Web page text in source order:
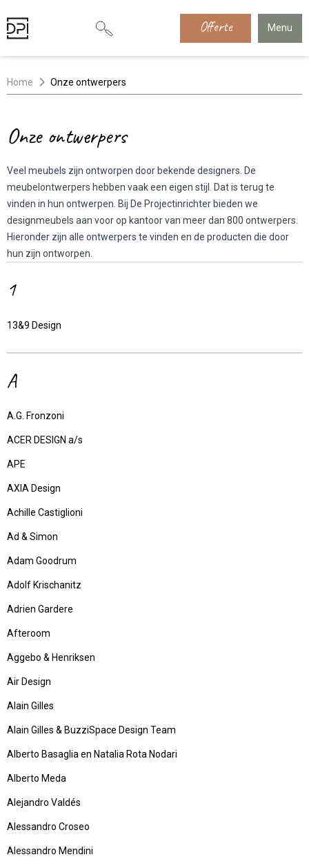
Offerte Menu
Home Onze ontwerpers
Onze ontwerpers
Veel meubels zijn ontworpen door bekende designers. De
meubelontwerpers hebben vaak een eigen stijl. Dat is terug te
vinden in hun ontwerpen. Bij De Projectinrichter bieden we
designmeubels aan voor op kantoor van meer dan 800 ontwerpers.
Hieronder zijn alle ontwerpers te vinden en de producten die door
hun zijn ontworpen.
1
13&9 Design
A
A.G. Fronzoni
ACER DESIGN a/s
APE
AXIA Design
Achille Castiglioni
Ad & Simon
Adam Goodrum
Adolf Krischanitz
Adrien Gardere
Afteroom
Aggebo & Henriksen
Air Design
Alain Gilles
Alain Gilles & BuzziSpace Design Team
Alberto Basaglia en Natalia Rota Nodari
Alberto Meda
Alejandro Valdés
Alessandro Croseo
Alessandro Mendini